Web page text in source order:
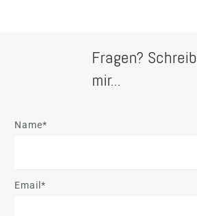
Fragen? Schreib
mir...
Name*
Email*